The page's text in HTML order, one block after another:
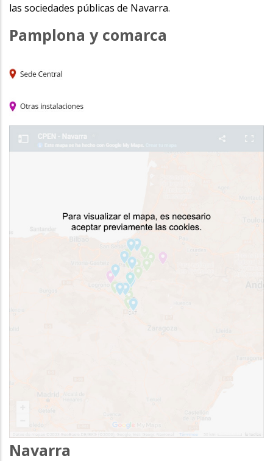
las sociedades públicas de Navarra.
Pamplona y comarca
Navarra